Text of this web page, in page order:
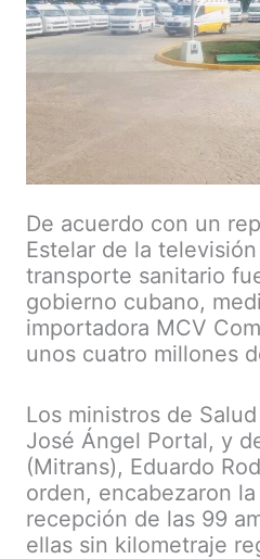
De acuerdo con un
Estelar de la
transporte sanitario
gobierno cubano,
importadora MCV
unos cuatro millones
Los ministros de
José Ángel Portal, y
(Mitrans), Eduardo
orden, encabezaron
recepción de las 99
ellas sin kilometraje